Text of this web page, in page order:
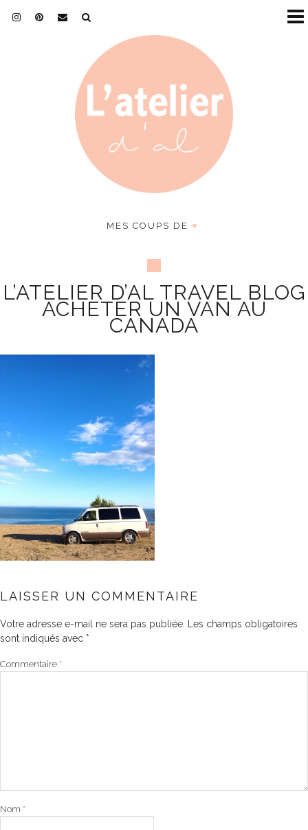
MES COUPS DE ♥
L’ATELIER D’AL TRAVEL BLOG
ACHETER UN VAN AU
CANADA
LAISSER UN COMMENTAIRE
Votre adresse e-mail ne sera pas publiée.
Les champs obligatoires
sont indiqués avec *
Commentaire *
Nom *